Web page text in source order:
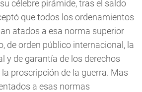
célebre pirámide, tras el saldo
que todos los ordenamientos
atados a esa norma superior
de orden público internacional, la
y de garantía de los derechos
proscripción de la guerra. Mas
a esas normas